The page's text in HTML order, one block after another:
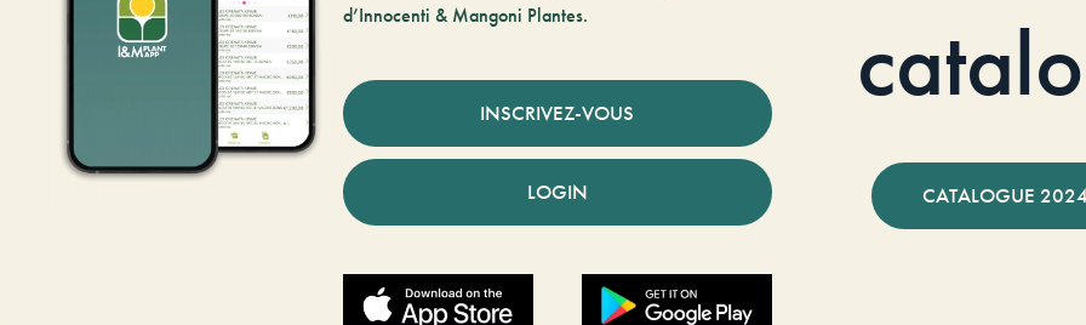
d’Innocenti & Mangoni Plantes.
INSCRIVEZ-VOUS
LOGIN CATALOGUE